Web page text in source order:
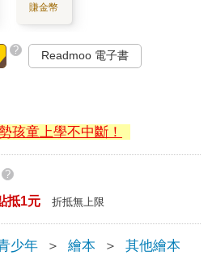
賺金幣
? Readmoo 電子書
孩童上學不中斷！
?
抵1元 折抵無上限
少年 ＞ 繪本 ＞ 其他繪本